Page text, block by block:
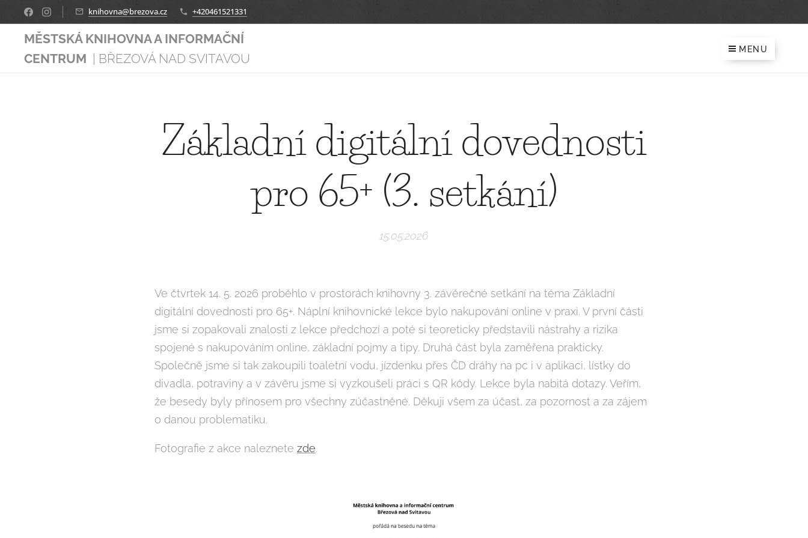
knihovna@brezova.cz +420461521331
MĚSTSKÁ KNIHOVNA A INFORMAČNÍ
CENTRUM | BŘEZOVÁ NAD SVITAVOU
MENU
Základní digitální dovednosti
pro 65+ (3. setkání)
15.05.2026
Ve čtvrtek 14. 5. 2026 proběhlo v prostorách knihovny 3. závěrečné setkání na téma Základní
digitální dovednosti pro 65+. Náplní knihovnické lekce bylo nakupování online v praxi. V první části
jsme si zopakovali znalosti z lekce předchozí a poté si teoreticky představili nástrahy a rizika
spojené s nakupováním online, základní pojmy a tipy. Druhá část byla zaměřena prakticky.
Společně jsme si tak zakoupili toaletní vodu, jízdenku přes ČD dráhy na pc i v aplikaci, lístky do
divadla, potraviny a v závěru jsme si vyzkoušeli práci s QR kódy. Lekce byla nabitá dotazy. Veřím,
že besedy byly přínosem pro všechny zúčastněné. Děkuji všem za účast, za pozornost a za zájem
o danou problematiku.
Fotografie z akce naleznete zde.